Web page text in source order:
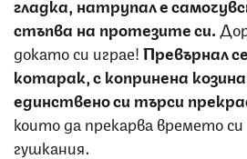
стъпва на протезите си.
докато си играе!Превърнал
котарак, с копринена
единствено си търси
които да прекарва времето
гушкания.